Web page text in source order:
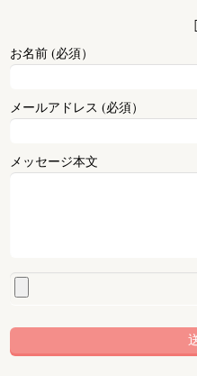
お名前 (必須）
メールアドレス (必須）
メッセージ本文